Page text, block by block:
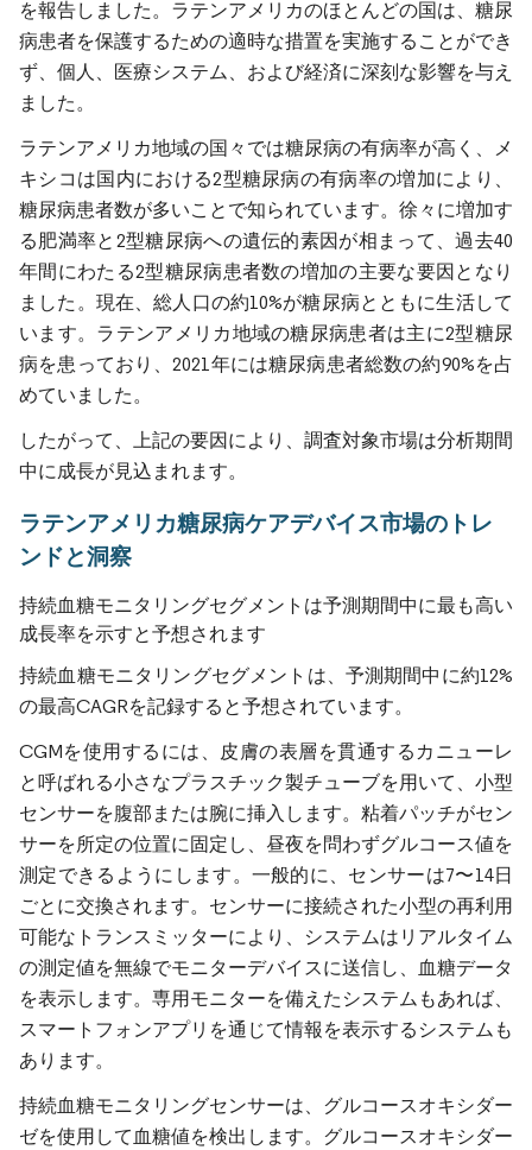
を報告しました。ラテンアメリカのほとんどの国は、糖尿
病患者を保護するための適時な措置を実施することができ
ず、個人、医療システム、および経済に深刻な影響を与え
ました。
ラテンアメリカ地域の国々では糖尿病の有病率が高く、メ
キシコは国内における2型糖尿病の有病率の増加により、
糖尿病患者数が多いことで知られています。徐々に増加す
る肥満率と2型糖尿病への遺伝的素因が相まって、過去40
年間にわたる2型糖尿病患者数の増加の主要な要因となり
ました。現在、総人口の約10%が糖尿病とともに生活して
います。ラテンアメリカ地域の糖尿病患者は主に2型糖尿
病を患っており、2021年には糖尿病患者総数の約90%を占
めていました。
したがって、上記の要因により、調査対象市場は分析期間
中に成長が見込まれます。
ラテンアメリカ糖尿病ケアデバイス市場のトレ
ンドと洞察
持続血糖モニタリングセグメントは予測期間中に最も高い
成長率を示すと予想されます
持続血糖モニタリングセグメントは、予測期間中に約12%
の最高CAGRを記録すると予想されています。
CGMを使用するには、皮膚の表層を貫通するカニューレ
と呼ばれる小さなプラスチック製チューブを用いて、小型
センサーを腹部または腕に挿入します。粘着パッチがセン
サーを所定の位置に固定し、昼夜を問わずグルコース値を
測定できるようにします。一般的に、センサーは7〜14日
ごとに交換されます。センサーに接続された小型の再利用
可能なトランスミッターにより、システムはリアルタイム
の測定値を無線でモニターデバイスに送信し、血糖データ
を表示します。専用モニターを備えたシステムもあれば、
スマートフォンアプリを通じて情報を表示するシステムも
あります。
持続血糖モニタリングセンサーは、グルコースオキシダー
ゼを使用して血糖値を検出します。グルコースオキシダー